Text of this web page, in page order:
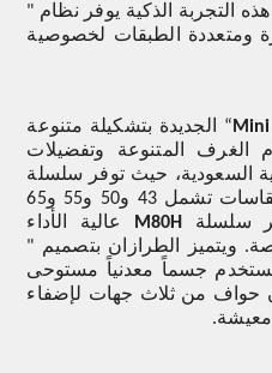
التجربة الذكية يوفر نظام "
ومتعددة الطبقات لخصوصية
“ Mini
الجديدة بتشكيلة متنوعة
الغرف المتنوعة وتفضيلات
السعودية، حيث توفر سلسلة
خيارات واسعة من المقاسات تشمل 43 و50 و55 و65
M80H
عالية الأداء
يستخدم جسماً معدنياً مستوحى
حواف من ثلاث جهات لإضفاء